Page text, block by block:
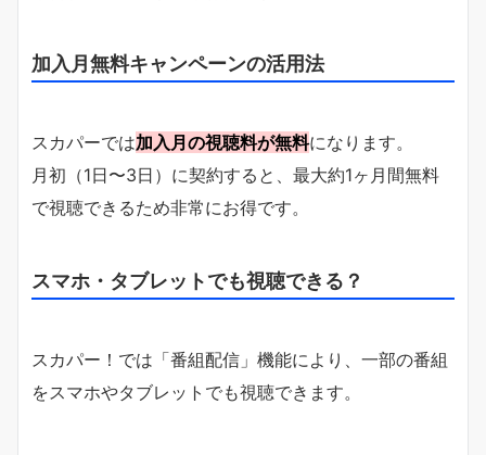
加入月無料キャンペーンの活用法
スカパーでは加入月の視聴料が無料になります。
月初（1日〜3日）に契約すると、最大約1ヶ月間無料
で視聴できるため非常にお得です。
スマホ・タブレットでも視聴できる？
スカパー！では「番組配信」機能により、一部の番組
をスマホやタブレットでも視聴できます。